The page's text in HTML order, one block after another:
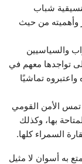
شباب
وأهميته من حيث
والسياسيين
تواجدها معهم في
تماشيًا
تمس الأمن القومي
بها، وكذلك
السمراء كلها.
به أسوان لا مثيل